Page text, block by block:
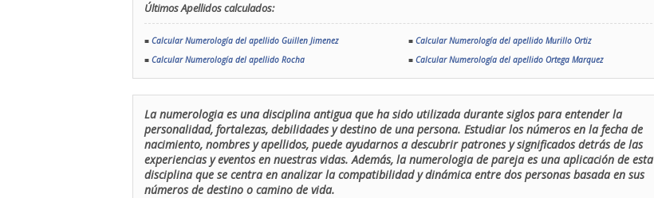
Últimos Apellidos calculados:
■ Calcular Numerología del apellido Guillen Jimenez ■ Calcular Numerología del apellido Murillo Ortiz
■ Calcular Numerología del apellido Rocha ■ Calcular Numerología del apellido Ortega Marquez
La numerologia es una disciplina antigua que ha sido utilizada durante siglos para entender la
personalidad, fortalezas, debilidades y destino de una persona. Estudiar los números en la fecha de
nacimiento, nombres y apellidos, puede ayudarnos a descubrir patrones y significados detrás de las
experiencias y eventos en nuestras vidas. Además, la numerologia de pareja es una aplicación de esta
disciplina que se centra en analizar la compatibilidad y dinámica entre dos personas basada en sus
números de destino o camino de vida.